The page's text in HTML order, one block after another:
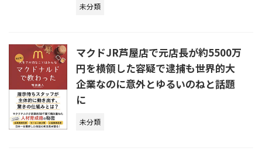
未分類
マクドJR芦屋店で元店長が約5500万
円を横領した容疑で逮捕も世界的大
企業なのに意外とゆるいのねと話題
に
未分類